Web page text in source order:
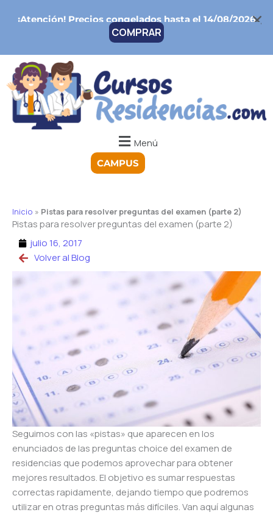
¡Atención!Precios congelados hasta el 14/08/2026
COMPRAR
Menú
CAMPUS
Inicio » Pistas para resolver preguntas del examen (parte 2)
Pistas para resolver preguntas del examen (parte 2)
julio 16, 2017
Volver al Blog
Seguimos con las «pistas» que aparecen en los
enunciados de las preguntas choice del examen de
residencias que podemos aprovechar para obtener
mejores resultados. El objetivo es sumar respuestas
correctas rapidamente, dejando tiempo que podremos
utilizar en otras preguntas más difíciles. Van aquí algunas